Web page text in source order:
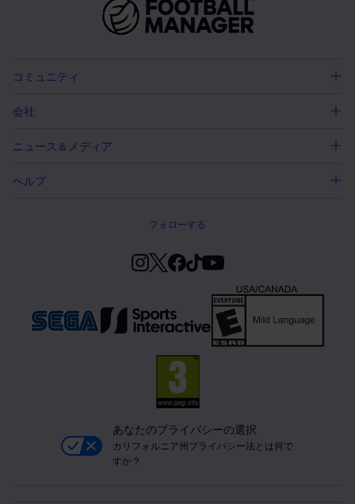
コミュニティ
会社
ニュース＆メディア
ヘルプ
フォローする
あなたのプライバシーの選択
カリフォルニア州プライバシー法とは何で
すか？